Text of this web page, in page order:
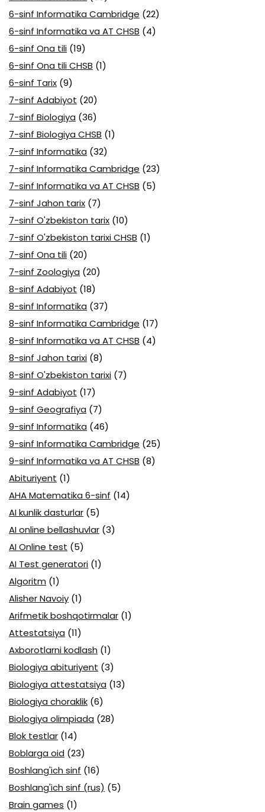
6-sinf Informatika Cambridge (22)
6-sinf Informatika va AT CHSB (4)
6-sinf Ona tili (19)
6-sinf Ona tili CHSB (1)
6-sinf Tarix (9)
7-sinf Adabiyot (20)
7-sinf Biologiya (36)
7-sinf Biologiya CHSB (1)
7-sinf Informatika (32)
7-sinf Informatika Cambridge (23)
7-sinf Informatika va AT CHSB (5)
7-sinf Jahon tarix (7)
7-sinf O'zbekiston tarix (10)
7-sinf O'zbekiston tarixi CHSB (1)
7-sinf Ona tili (20)
7-sinf Zoologiya (20)
8-sinf Adabiyot (18)
8-sinf Informatika (37)
8-sinf Informatika Cambridge (17)
8-sinf Informatika va AT CHSB (4)
8-sinf Jahon tarixi (8)
8-sinf O'zbekiston tarixi (7)
9-sinf Adabiyot (17)
9-sinf Geografiya (7)
9-sinf Informatika (46)
9-sinf Informatika Cambridge (25)
9-sinf Informatika va AT CHSB (8)
Abituriyent (1)
AHA Matematika 6-sinf (14)
AI kunlik dasturlar (5)
AI online bellashuvlar (3)
AI Online test (5)
AI Test generatori (1)
Algoritm (1)
Alisher Navoiy (1)
Arifmetik boshqotirmalar (1)
Attestatsiya (11)
Axborotlarni kodlash (1)
Biologiya abituriyent (3)
Biologiya attestatsiya (13)
Biologiya choraklik (6)
Biologiya olimpiada (28)
Blok testlar (14)
Boblarga oid (23)
Boshlang'ich sinf (16)
Boshlang'ich sinf (rus) (5)
Brain games (1)